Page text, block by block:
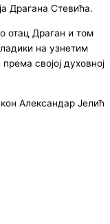
Драгана Стевића.
отац Драган и том
на узнетим
својој духовној
Александар Јелић